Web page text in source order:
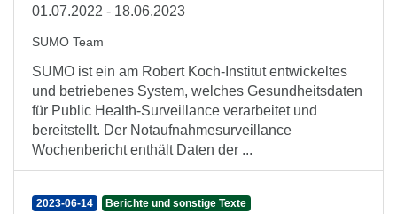
01.07.2022 - 18.06.2023
SUMO Team
SUMO ist ein am Robert Koch-Institut entwickeltes
und betriebenes System, welches Gesundheitsdaten
für Public Health-Surveillance verarbeitet und
bereitstellt. Der Notaufnahmesurveillance
Wochenbericht enthält Daten der ...
2023-06-14 Berichte und sonstige Texte